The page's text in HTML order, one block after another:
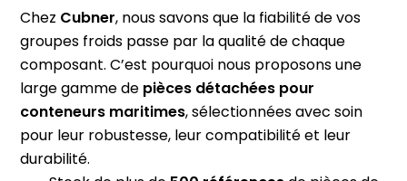
Chez Cubner, nous savons que la fiabilité de vos
groupes froids passe par la qualité de chaque
composant. C’est pourquoi nous proposons une
large gamme depièces détachées pour
conteneurs maritimes, sélectionnées avec soin
pour leur robustesse, leur compatibilité et leur
durabilité.